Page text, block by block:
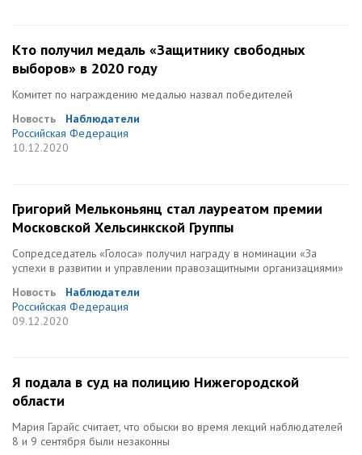
Кто получил медаль «Защитнику свободных
выборов» в 2020 году
Комитет по награждению медалью назвал победителей
Новость
Наблюдатели
Российская Федерация
10.12.2020
Григорий Мельконьянц стал лауреатом премии
Московской Хельсинкской Группы
Сопредседатель «Голоса» получил награду в номинации «За
успехи в развитии и управлении правозащитными организациями»
Новость
Наблюдатели
Российская Федерация
09.12.2020
Я подала в суд на полицию Нижегородской
области
Мария Гарайс считает, что обыски во время лекций наблюдателей
8 и 9 сентября были незаконны